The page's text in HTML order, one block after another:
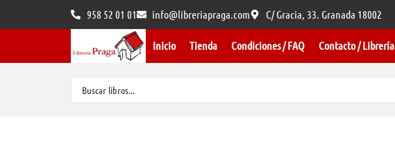
958 52 01 01 info@libreriapraga.com C/ Gracia, 33. Granada 18002
Inicio Tienda Condiciones / FAQ Contacto / Librería